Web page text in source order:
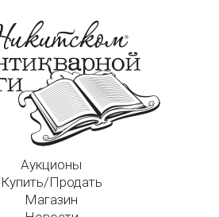
Аукционы
Купить/Продать
Магазин